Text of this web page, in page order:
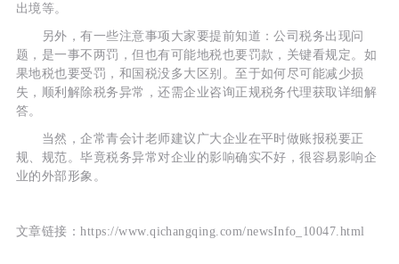
出境等。
另外，有一些注意事项大家要提前知道：公司税务出现问
题，是一事不两罚，但也有可能地税也要罚款，关键看规定。如
果地税也要受罚，和国税没多大区别。至于如何尽可能减少损
失，顺利解除税务异常，还需企业咨询正规税务代理获取详细解
答。
当然，企常青会计老师建议广大企业在平时做账报税要正
规、规范。毕竟税务异常对企业的影响确实不好，很容易影响企
业的外部形象。
文章链接：https://www.qichangqing.com/newsInfo_10047.html